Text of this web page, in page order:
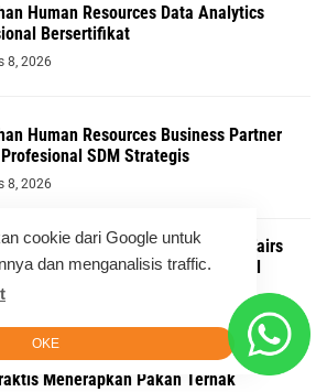
cookie dari Google untuk
dan menganalisis traffic.
OKE
Human Resources Data Analytics
Bersertifikat
8, 2026
Human Resources Business Partner
SDM Strategis
8, 2026
Human Resources & General Affairs
Komprehensif untuk Profesional
Menerapkan Pakan Ternak